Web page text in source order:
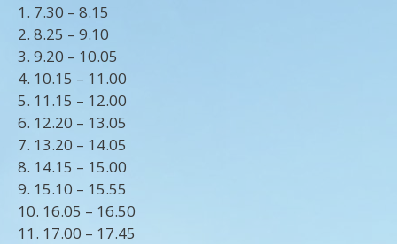
1. 7.30 – 8.15
2. 8.25 – 9.10
3. 9.20 – 10.05
4. 10.15 – 11.00
5. 11.15 – 12.00
6. 12.20 – 13.05
7. 13.20 – 14.05
8. 14.15 – 15.00
9. 15.10 – 15.55
10. 16.05 – 16.50
11. 17.00 – 17.45